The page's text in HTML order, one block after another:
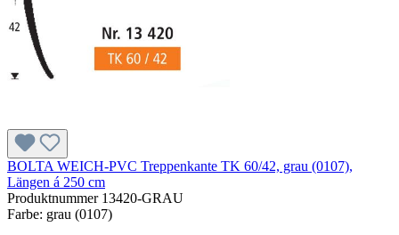
BOLTA WEICH-PVC Treppenkante TK 60/42, grau (0107),
Längen á 250 cm
Produktnummer 13420-GRAU
Farbe: grau (0107)